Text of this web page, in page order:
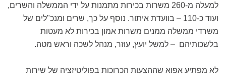
למעלה מ-260 משרות בכירות מתמנות על ידי הממשלה והשרים,
ועוד כ-110 – בוועדת איתור. נוסף על כך, שרים ומנכ"לים של
משרדי ממשלה ממנים משרות אמון בכירות לא מעטות
בלשכותיהם – למשל יועץ, עוזר, מנהל לשכה וראש מטה.
לא מפתיע אפוא שההצעות הכרוכות בפוליטיזציה של שירות